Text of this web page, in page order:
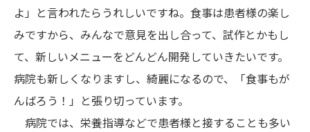
よ」と言われたらうれしいですね。食事は患者様の楽し
みですから、みんなで意見を出し合って、試作とかもし
て、新しいメニューをどんどん開発していきたいです。
病院も新しくなりますし、綺麗になるので、「食事もが
んばろう！」と張り切っています。
病院では、栄養指導などで患者様と接することも多い